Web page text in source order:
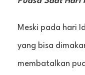
Meski pada hari
yang bisa
membatalkan